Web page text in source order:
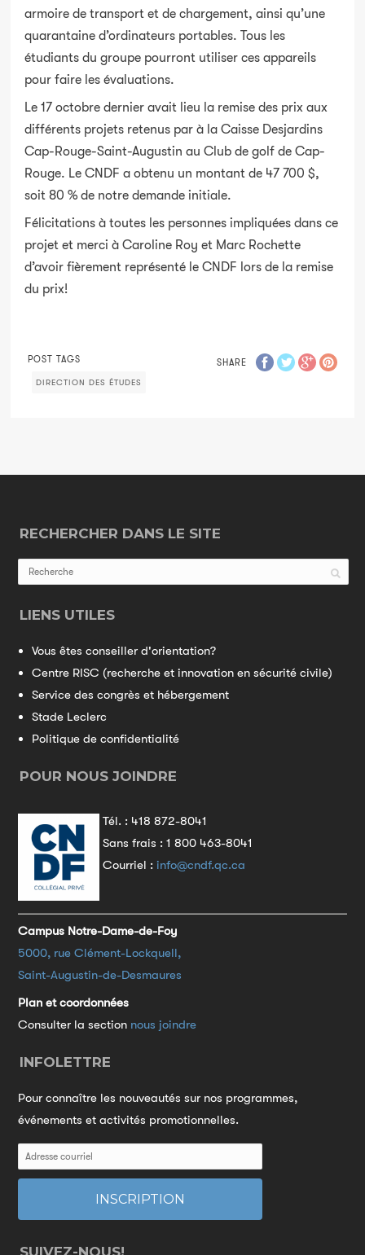
armoire de transport et de chargement, ainsi qu’une
quarantaine d’ordinateurs portables. Tous les
étudiants du groupe pourront utiliser ces appareils
pour faire les évaluations.
Le 17 octobre dernier avait lieu la remise des prix aux
différents projets retenus par à la Caisse Desjardins
Cap-Rouge-Saint-Augustin au Club de golf de Cap-
Rouge. Le CNDF a obtenu un montant de 47 700 $,
soit 80 % de notre demande initiale.
Félicitations à toutes les personnes impliquées dans ce
projet et merci à Caroline Roy et Marc Rochette
d’avoir fièrement représenté le CNDF lors de la remise
du prix!
SHARE
POST TAGS
DIRECTION DES ÉTUDES
RECHERCHER DANS LE SITE
LIENS UTILES
Vous êtes conseiller d'orientation?
Centre RISC (recherche et innovation en sécurité civile)
Service des congrès et hébergement
Stade Leclerc
Politique de confidentialité
POUR NOUS JOINDRE
Tél. : 418 872-8041
Sans frais :1 800 463-8041
Courriel :info@cndf.qc.ca
Campus Notre-Dame-de-Foy
5000, rue Clément-Lockquell,
Saint-Augustin-de-Desmaures
Plan et coordonnées
Consulter la section nous joindre
INFOLETTRE
Pour connaître les nouveautés sur nos programmes,
événements et activités promotionnelles.